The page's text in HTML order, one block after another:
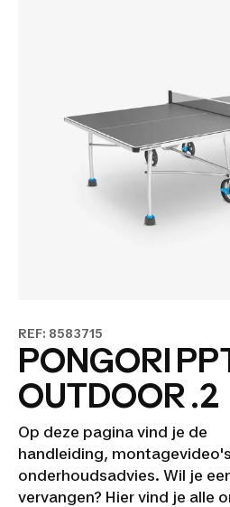
REF: 8583715
PONGORI
OUTDOOR .2
Op deze pagina vind je de
handleiding,
onderhoudsadvies. Wil je
vervangen? Hier vind je alle